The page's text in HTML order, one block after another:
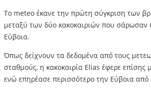
Το meteo έκανε την πρώτη σύγκριση των
μεταξύ των δύο κακοκαιριών που σάρωσαν
Εύβοια.
Όπως δείχνουν τα δεδομένα από τους
σταθμούς, η κακοκαιρία Elias έφερε
ενώ επηρέασε περισσότερο την Εύβοια από